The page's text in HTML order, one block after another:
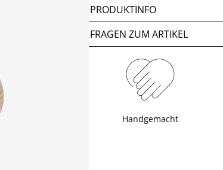
PRODUKTINFO
FRAGEN ZUM ARTIKEL
Handgemacht